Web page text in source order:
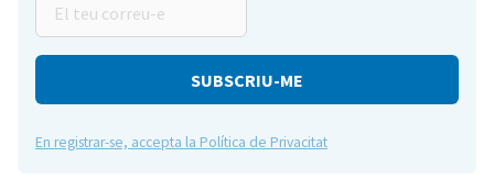
teu
correu-
En registrar-se, accepta la Política de Privacitat